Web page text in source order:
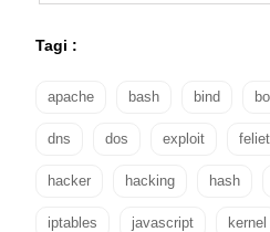
Tagi :
apache bash bind
dns dos exploit
hacker hacking hash
iptables javascript kernel